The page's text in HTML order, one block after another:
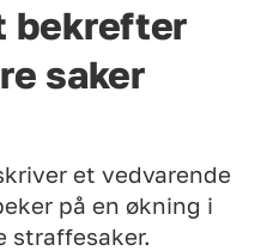
bekrefter
saker
et vedvarende
på en økning i
straffesaker.